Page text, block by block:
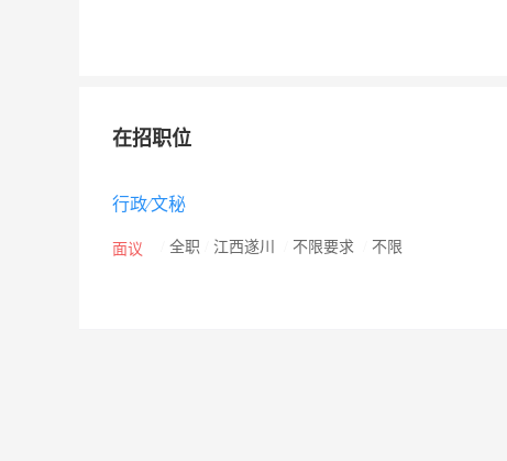
在招职位
行政∕文秘
面议 全职 江西遂川 不限要求 不限